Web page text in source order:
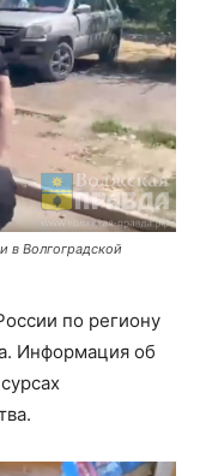
в Волгоградской
по региону
Информация об